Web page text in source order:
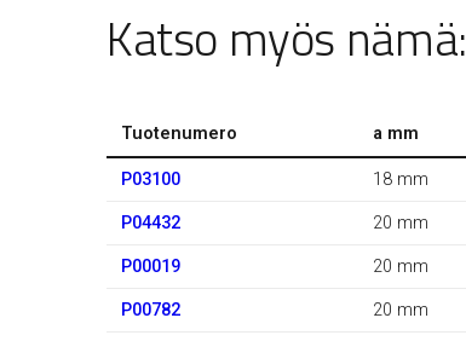
Katso myös nämä:
Tuotenumero a mm
P03100 18 mm
P04432 20 mm
P00019 20 mm
P00782 20 mm